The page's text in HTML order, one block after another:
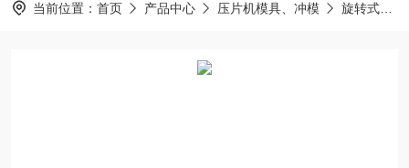
当前位置： 首页 产品中心 压片机模具、冲模 旋转式压片机模具